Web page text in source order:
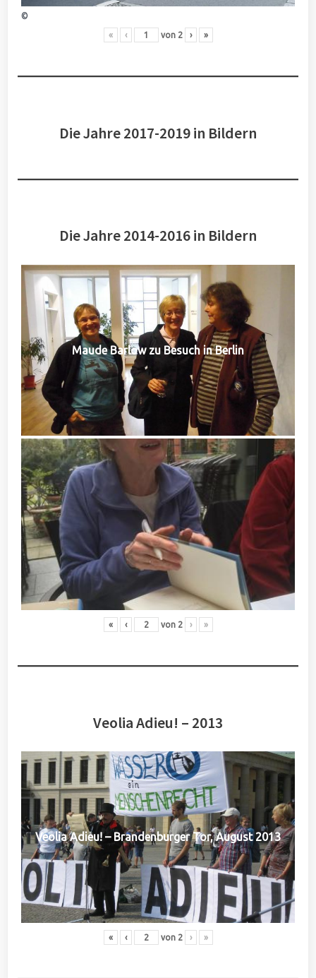
©
« ‹ von 2 › »
Die Jahre 2017-2019 in Bildern
Die Jahre 2014-2016 in Bildern
Maude Barlow zu Besuch in Berlin
« ‹ von 2 › »
Veolia Adieu! – 2013
Veolia Adieu! – Brandenburger Tor, August 2013
« ‹ von 2 › »